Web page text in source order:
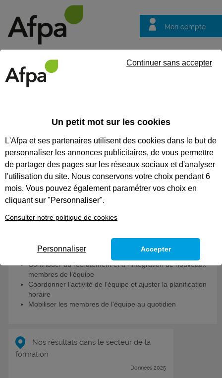
Mon compte
questions
CODES
ANIMER L'ÉQUIPE D’UNE UNITÉ
MARCHANDE
Bloc de compétences du titre professionnel
d'Assistant manager d'unité marchande
Objectifs de la formation
Contribuer au recrutement et à l’intégration de nouveaux
membres de l’équipe
Coordonner l’activité de l’équipe et ajuster la planification
horaire
Mobiliser les membres de l'équipe au quotidien
Nos résultats dans le secteur de la
formation
Données 2025
Un petit mot sur les cookies
L'Afpa et ses partenaires utilisent des cookies dans le but de
personnaliser les annonces publicitaires, de vous permettre
de partager des pages sur les réseaux sociaux et d'analyser
l'utilisation du site. Nous conservons votre choix pendant 6
mois. Vous pouvez également paramétrer vos choix en
cliquant sur "Personnaliser".
Consulter notre politique de cookies
Continuer sans accepter
Personnaliser Accepter